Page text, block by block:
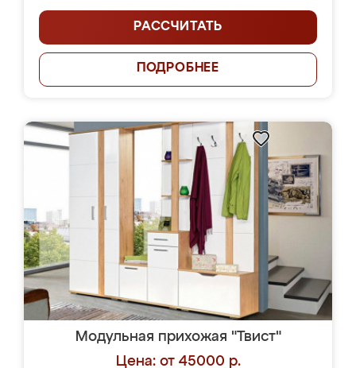
РАССЧИТАТЬ
ПОДРОБНЕЕ
Модульная прихожая "Твист"
Цена: от 45000 р.